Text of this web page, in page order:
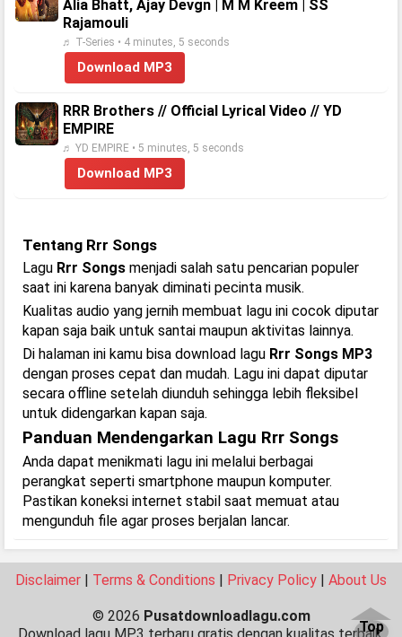
Alia Bhatt, Ajay Devgn | M M Kreem | SS
Rajamouli
♬ T-Series • 4 minutes, 5 seconds
Download MP3
RRR Brothers // Official Lyrical Video // YD
EMPIRE
♬ YD EMPIRE • 5 minutes, 5 seconds
Download MP3
Tentang Rrr Songs
Lagu Rrr Songs menjadi salah satu pencarian populer
saat ini karena banyak diminati pecinta musik.
Kualitas audio yang jernih membuat lagu ini cocok diputar
kapan saja baik untuk santai maupun aktivitas lainnya.
Di halaman ini kamu bisa download lagu Rrr Songs MP3
dengan proses cepat dan mudah. Lagu ini dapat diputar
secara offline setelah diunduh sehingga lebih fleksibel
untuk didengarkan kapan saja.
Panduan Mendengarkan Lagu Rrr Songs
Anda dapat menikmati lagu ini melalui berbagai
perangkat seperti smartphone maupun komputer.
Pastikan koneksi internet stabil saat memuat atau
mengunduh file agar proses berjalan lancar.
Disclaimer | Terms & Conditions | Privacy Policy | About Us
© 2026 Pusatdownloadlagu.com
Top